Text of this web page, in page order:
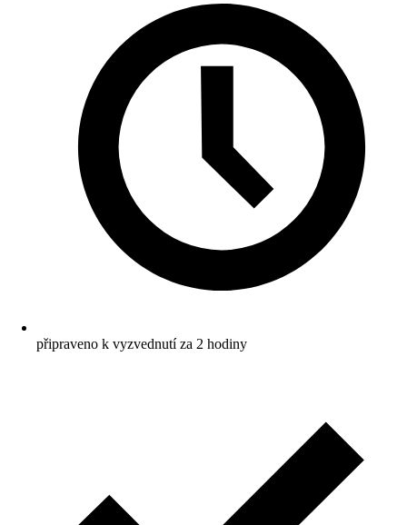
připraveno k vyzvednutí za 2 hodiny